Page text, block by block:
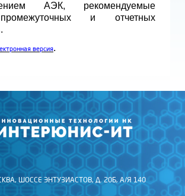
АЭК, рекомендуемые
и отчетных
версия.
ШОССЕ ЭНТУЗИАСТОВ, Д. 20Б, А/Я 140